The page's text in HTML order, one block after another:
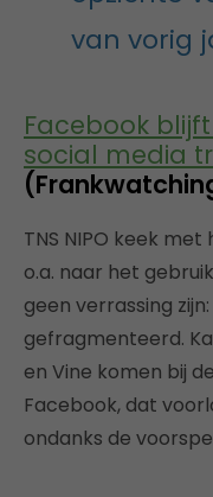
van vorig
Facebook
social media
TNS NIPO keek
o.a. naar het
geen verrassing
gefragmenteerd.
en Vine komen bij
Facebook, dat
ondanks de